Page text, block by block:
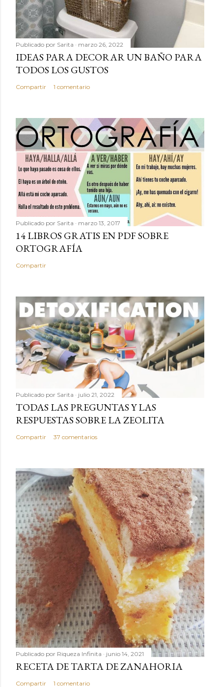
Publicado por Sarita marzo 26, 2022
IDEAS PARA DECORAR UN BAÑO PARA
TODOS LOS GUSTOS
Compartir 1 comentario
Publicado por Sarita marzo 13, 2017
14 LIBROS GRATIS EN PDF SOBRE
ORTOGRAFÍA
Compartir
Publicado por Sarita julio 21, 2022
TODAS LAS PREGUNTAS Y LAS
RESPUESTAS SOBRE LA ZEOLITA
Compartir 37 comentarios
Publicado por Riqueza Infinita junio 14, 2021
RECETA DE TARTA DE ZANAHORIA
Compartir 1 comentario